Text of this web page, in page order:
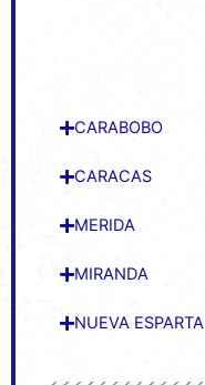
CARABOBO
CARACAS
MERIDA
MIRANDA
NUEVA ESPARTA